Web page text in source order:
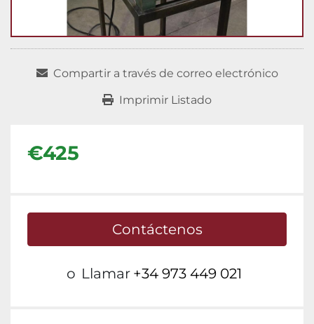
Compartir a través de correo electrónico
Imprimir Listado
€425
Contáctenos
o Llamar +34 973 449 021